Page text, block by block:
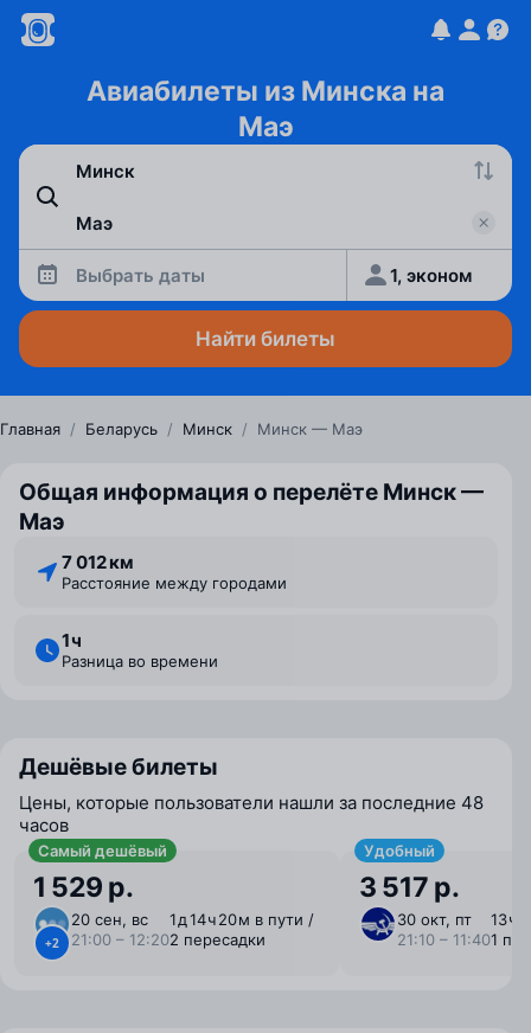
Авиабилеты из Минска на
Маэ
Выбрать даты 1, эконом
Найти билеты
Главная / Беларусь / Минск / Минск — Маэ
Общая информация о перелёте Минск —
Маэ
7 012 км
Расстояние между городами
1 ⁠ч
Разница во времени
Дешёвые билеты
Цены, которые пользователи нашли за последние 48
часов
Самый дешёвый
1 529 р.
+2
20 сен, вс
21:00 – 12:20
1 ⁠д 14 ⁠ч 20 ⁠м в пути /
2 пересадки
Удобный
3 517 р.
30 окт, пт
21:10 – 11:40
13 ⁠ч
1